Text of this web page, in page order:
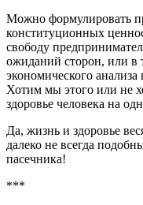
Можно формулировать
конституционных
свободу
ожиданий сторон, или в
экономического анализа
Хотим мы этого или не
здоровье человека на
Да, жизнь и здоровье
далеко не всегда
пасечника!
***